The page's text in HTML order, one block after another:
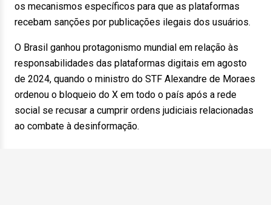
os mecanismos específicos para que as plataformas
recebam sanções por publicações ilegais dos usuários.
O Brasil ganhou protagonismo mundial em relação às
responsabilidades das plataformas digitais em agosto
de 2024, quando o ministro do STF Alexandre de Moraes
ordenou o bloqueio do X em todo o país após a rede
social se recusar a cumprir ordens judiciais relacionadas
ao combate à desinformação.